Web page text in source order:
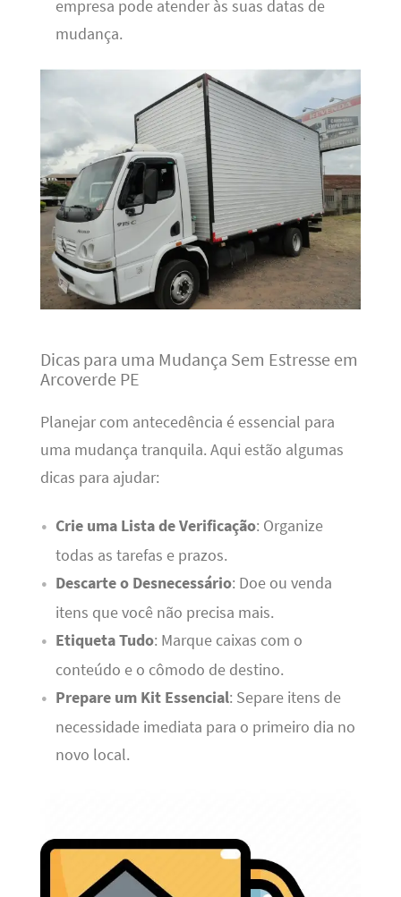
empresa pode atender às suas datas de
mudança.
Dicas para uma Mudança Sem Estresse em
Arcoverde PE
Planejar com antecedência é essencial para
uma mudança tranquila. Aqui estão algumas
dicas para ajudar:
Crie uma Lista de Verificação: Organize
todas as tarefas e prazos.
Descarte o Desnecessário: Doe ou venda
itens que você não precisa mais.
Etiqueta Tudo: Marque caixas com o
conteúdo e o cômodo de destino.
Prepare um Kit Essencial: Separe itens de
necessidade imediata para o primeiro dia no
novo local.